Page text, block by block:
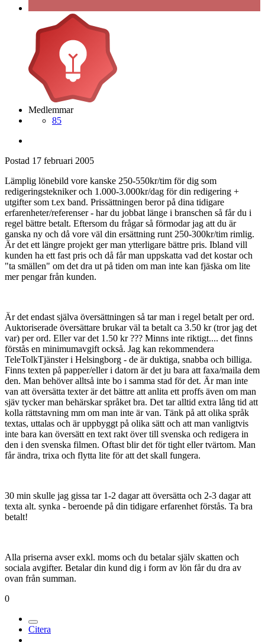
Medlemmar
85
Postad 17 februari 2005
Lämplig lönebild vore kanske 250-550kr/tim för dig som
redigeringstekniker och 1.000-3.000kr/dag för din redigering +
utgifter som t.ex band. Prissättningen beror på dina tidigare
erfarenheter/referenser - har du jobbat länge i branschen så får du i
regel bättre betalt. Eftersom du frågar så förmodar jag att du är
ganska ny och då vore väl din ersättning runt 250-300kr/tim rimlig.
Är det ett längre projekt ger man ytterligare bättre pris. Ibland vill
kunden ha ett fast pris och då får man uppskatta vad det kostar och
"ta smällen" om det dra ut på tiden om man inte kan fjäska om lite
mer pengar från kunden.
Är det endast själva översättningen så tar man i regel betalt per ord.
Auktoriserade översättare brukar väl ta betalt ca 3.50 kr (tror jag det
var) per ord. Eller var det 1.50 kr ??? Minns inte riktigt.... det finns
förstås en minimumavgift också. Jag kan rekommendera
TeleTolkTjänster i Helsingborg - de är duktiga, snabba och billiga.
Finns texten på papper/eller i datorn är det ju bara att faxa/maila dem
den. Man behöver alltså inte bo i samma stad för det. Är man inte
van att översätta texter är det bättre att anlita ett proffs även om man
sjäv tycker man behärskar språket bra. Det tar alltid extra lång tid att
kolla rättstavning mm om man inte är van. Tänk på att olika språk
textas, uttalas och är uppbyggt på olika sätt och att man vanligtvis
inte bara kan översätt en text rakt över till svenska och redigera in
den i den svenska filmen. Oftast blir det för tight eller tvärtom. Man
får ändra, trixa och flytta lite för att det skall fungera.
30 min skulle jag gissa tar 1-2 dagar att översätta och 2-3 dagar att
texta alt. synka - beroende på din tidigare erfarenhet förstås. Ta bra
betalt!
Alla priserna avser exkl. moms och du betalar själv skatten och
sociala avgifter. Betalar din kund dig i form av lön får du dra av
ovan från summan.
0
Citera